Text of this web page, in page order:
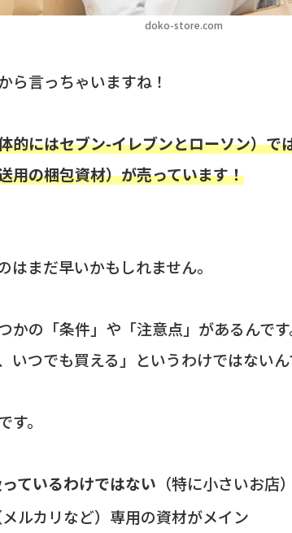
doko-store.com
ら言っちゃいますね！
的にはセブン-イレブンとローソン）で
用の梱包資材）が売っています！
まだ早いかもしれません。
かの「条件」や「注意点」があるんです
いつでも買える」というわけではないん
。
ているわけではない （特に小さいお店）
ルカリなど）専用の資材がメイン